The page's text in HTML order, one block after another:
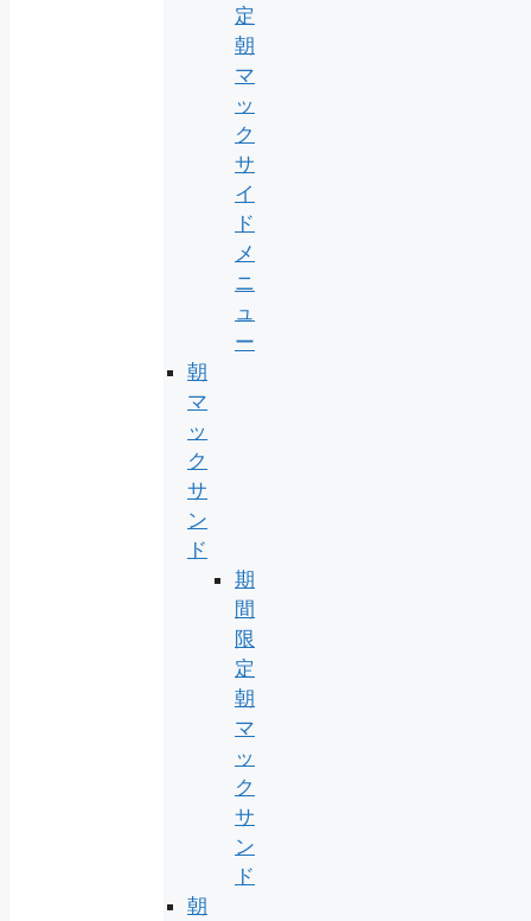
定
朝
マ
ッ
ク
サ
イ
ド
メ
ニ
ュ
ー
朝
マ
ッ
ク
サ
ン
ド
期
間
限
定
朝
マ
ッ
ク
サ
ン
ド
朝